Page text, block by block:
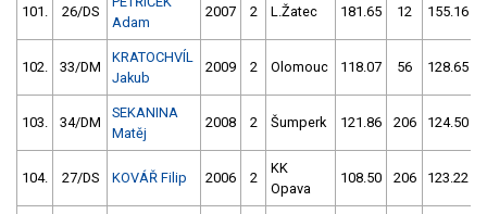
101. 26/DS
Adam
2007 2 L.Žatec 181.65 12 155.16
102. 33/DM
KRATOCHVÍL
Jakub
2009 2 Olomouc 118.07 56 128.65
103. 34/DM
SEKANINA
Matěj
2008 2 Šumperk 121.86 206 124.50
104. 27/DS KOVÁŘ Filip 2006 2
KK
Opava
108.50 206 123.22